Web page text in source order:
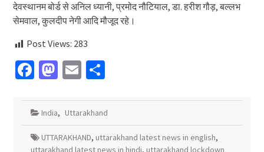
देवस्थानम बोर्ड से अनिल ध्यानी, प्रमोद नौटियाल, डा. हरीश गौड़, बल्लभ
सेमवाल, कुलदीप नेगी आदि मौजूद रहे।
Post Views: 283
Facebook
Mastodon
EmailShare
India, Uttarakhand
UTTARAKHAND, uttarakhand latest news in english,
uttarakhand latest news in hindi, uttarakhand lockdown